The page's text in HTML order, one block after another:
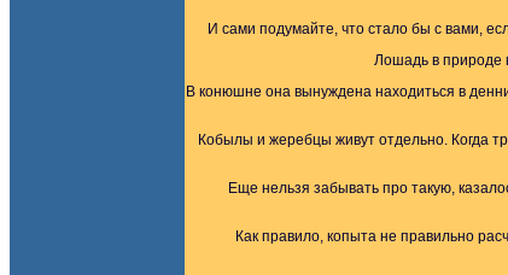
И сами подумайте, что стало бы с вами,
Лошадь в природе
В конюшне она вынуждена находиться в
Кобылы и жеребцы живут отдельно. Когда
Еще нельзя забывать про такую,
Как правило, копыта не правильно